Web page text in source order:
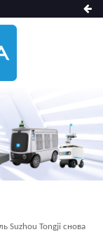
Suzhou Tongji снова